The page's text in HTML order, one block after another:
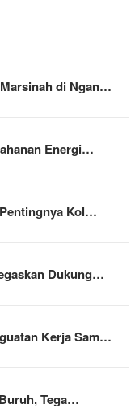
di Ngan…
Energi…
Kol…
Dukung…
Kerja Sam…
Tega…